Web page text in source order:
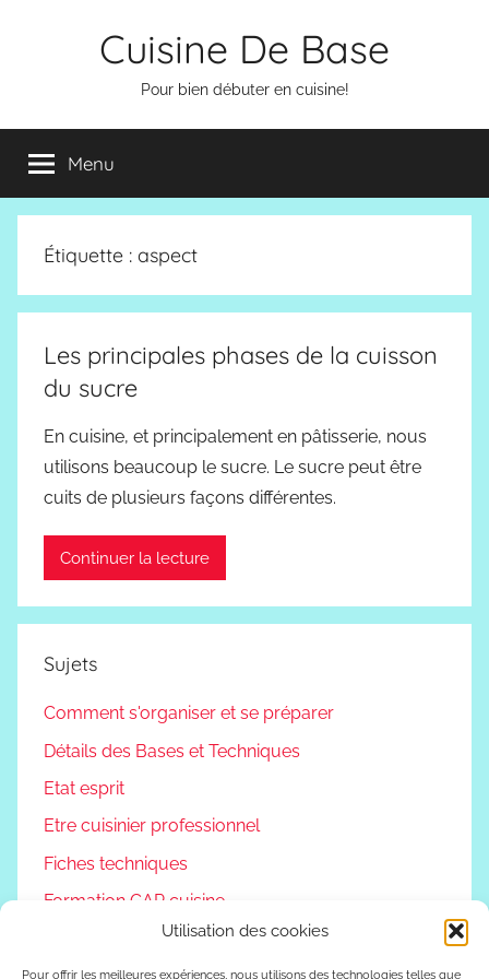
Utilisation des cookies
Pour offrir les meilleures expériences, nous utilisons des technologies telles que
Cuisine De Base
Pour bien débuter en cuisine!
Menu
Étiquette : aspect
Les principales phases de la cuisson
du sucre
En cuisine, et principalement en pâtisserie, nous
utilisons beaucoup le sucre. Le sucre peut être
cuits de plusieurs façons différentes.
Continuer la lecture
Sujets
Comment s'organiser et se préparer
Détails des Bases et Techniques
Etat esprit
Etre cuisinier professionnel
Fiches techniques
Formation CAP cuisine